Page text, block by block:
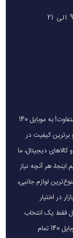
یک خرید هوشمندانه ، قیمت منصفانه، تجربه‌ای متفاوت! به موبایل 140
کیفیت در
و کالاهای دیجیتال، ما
هر آنچه نیاز
لوازم جانبی،
در اختیار
فقط یک انتخاب
نیست، بلکه یک تجربه است! به همین دلیل در موبایل 140 تمام